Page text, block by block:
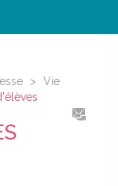
>
Vie